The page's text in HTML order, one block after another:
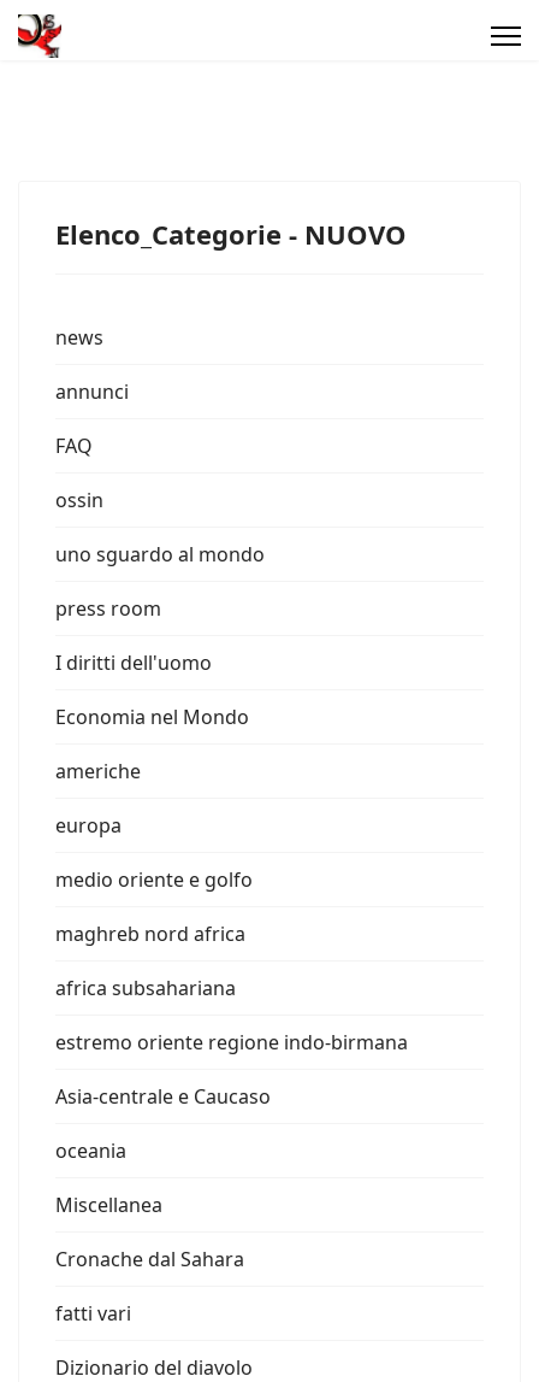
Elenco_Categorie - NUOVO
news
annunci
FAQ
ossin
uno sguardo al mondo
press room
I diritti dell'uomo
Economia nel Mondo
americhe
europa
medio oriente e golfo
maghreb nord africa
africa subsahariana
estremo oriente regione indo-birmana
Asia-centrale e Caucaso
oceania
Miscellanea
Cronache dal Sahara
fatti vari
Dizionario del diavolo